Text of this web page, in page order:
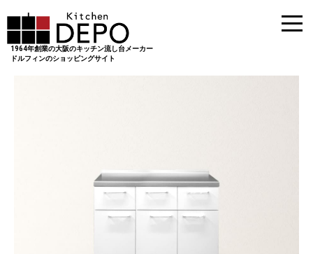
1964年創業の大阪のキッチン流し台メーカー
ドルフィンのショッピングサイト